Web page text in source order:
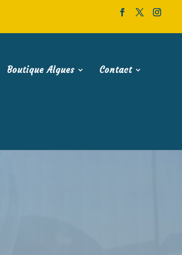
Boutique Algues Contact